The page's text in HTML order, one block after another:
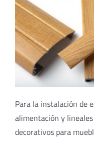
Para la instalación de
alimentación y
decorativos para